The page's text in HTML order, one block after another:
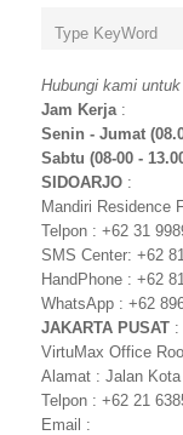
Hubungi kami
Jam Kerja:
Senin - Jumat
Sabtu (08-00 -
SIDOARJO :
Mandiri Residence
Telpon : +62 31
SMS Center: +62
HandPhone : +62
WhatsApp : +62
JAKARTA PUSAT :
VirtuMax Office
Alamat : Jalan
Telpon : +62 21
Email :